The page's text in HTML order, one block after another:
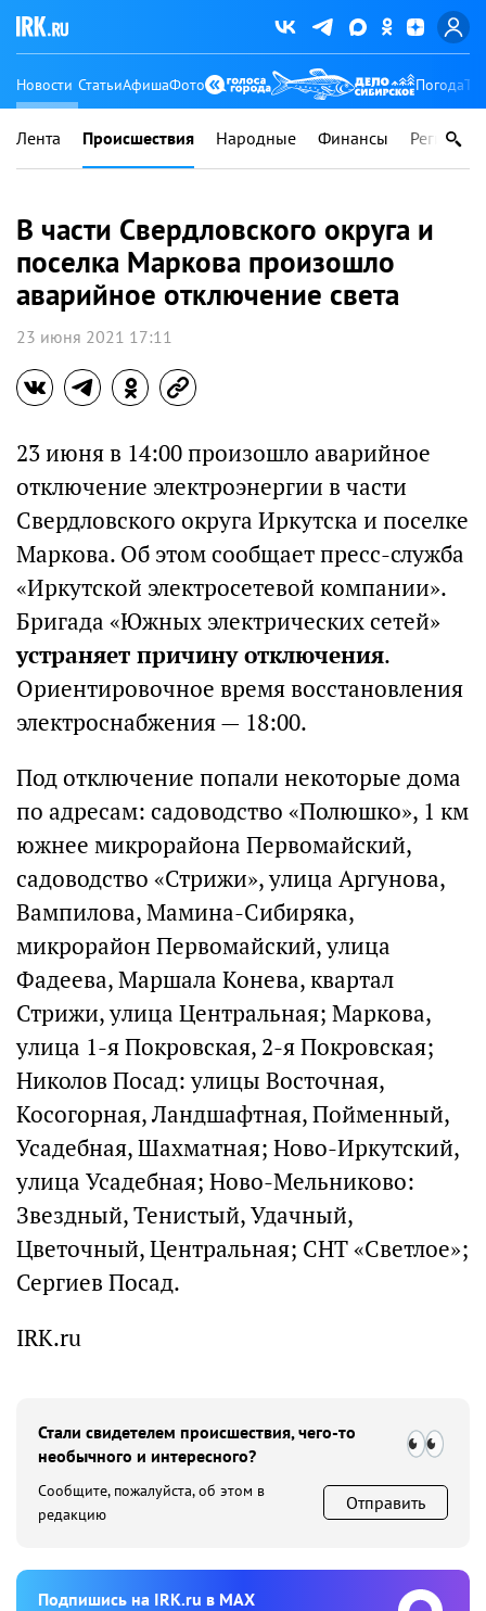
Новости СтатьиАфишаФото Погода
Лента Происшествия Народные Финансы Регионы
В части Свердловского округа и
поселка Маркова произошло
аварийное отключение света
23 июня 2021 17:11
23 июня в 14:00 произошло аварийное
отключение электроэнергии в части
Свердловского округа Иркутска и поселке
Маркова. Об этом сообщает пресс-служба
«Иркутской электросетевой компании».
Бригада «Южных электрических сетей»
устраняет причину отключения.
Ориентировочное время восстановления
электроснабжения — 18:00.
Под отключение попали некоторые дома
по адресам: садоводство «Полюшко», 1 км
южнее микрорайона Первомайский,
садоводство «Стрижи», улица Аргунова,
Вампилова, Мамина-Сибиряка,
микрорайон Первомайский, улица
Фадеева, Маршала Конева, квартал
Стрижи, улица Центральная; Маркова,
улица 1-я Покровская, 2-я Покровская;
Николов Посад: улицы Восточная,
Косогорная, Ландшафтная, Пойменный,
Усадебная, Шахматная; Ново-Иркутский,
улица Усадебная; Ново-Мельниково:
Звездный, Тенистый, Удачный,
Цветочный, Центральная; СНТ «Светлое»;
Сергиев Посад.
IRK.ru
Стали свидетелем происшествия, чего-то
необычного и интересного?
Сообщите, пожалуйста, об этом в
редакцию
Отправить
Подпишиcь на IRK.ru в MAX